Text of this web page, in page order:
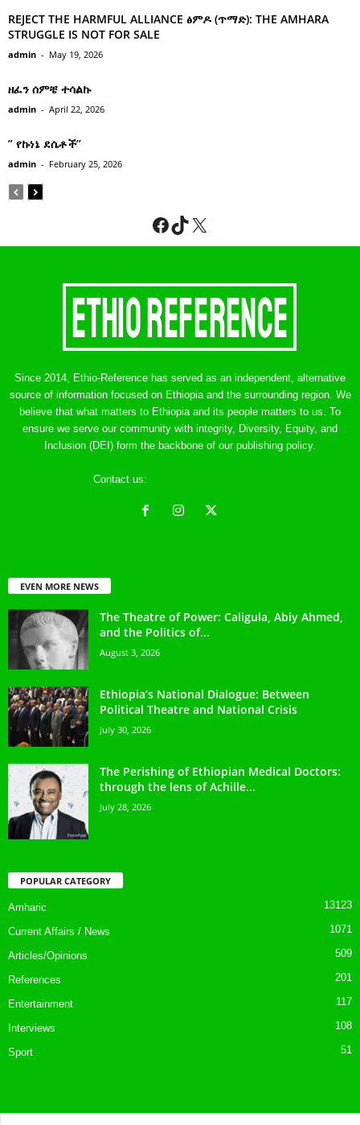
REJECT THE HARMFUL ALLIANCE ፅምዶ (ጥማድ): THE AMHARA
STRUGGLE IS NOT FOR SALE
admin - May 19, 2026
ዘፈን ሰምቼ ተሳልኩ
admin - April 22, 2026
” የኩነኔ ደሴቶች’’
admin - February 25, 2026
Facebook
TikTok
X
Since 2014, Ethio-Reference has served as an independent, alternative
source of information focused on Ethiopia and the surrounding region. We
believe that what matters to Ethiopia and its people matters to us. To
ensure we serve our community with integrity, Diversity, Equity, and
Inclusion (DEI) form the backbone of our publishing policy.
Contact us:
EVEN MORE NEWS
The Theatre of Power: Caligula, Abiy Ahmed,
and the Politics of...
August 3, 2026
Ethiopia’s National Dialogue: Between
Political Theatre and National Crisis
July 30, 2026
The Perishing of Ethiopian Medical Doctors:
through the lens of Achille...
July 28, 2026
POPULAR CATEGORY
Amharic 13123
Current Affairs / News 1071
Articles/Opinions 509
References 201
Entertainment 117
Interviews 108
Sport 51